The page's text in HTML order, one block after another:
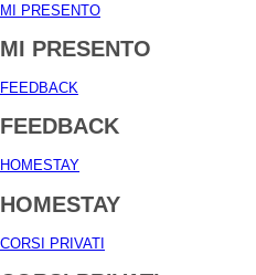
MI PRESENTO
MI PRESENTO
FEEDBACK
FEEDBACK
HOMESTAY
HOMESTAY
CORSI PRIVATI